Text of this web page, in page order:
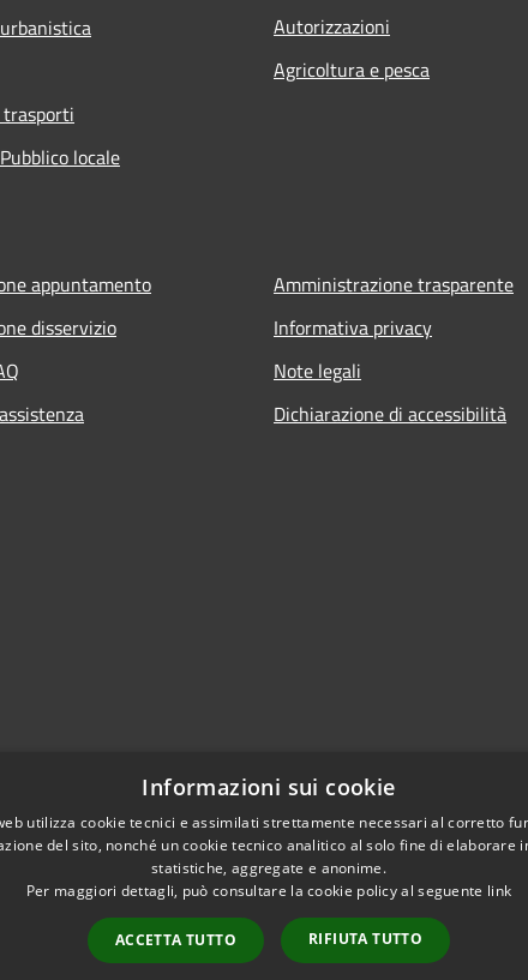
locale
Autorizzazioni
Agricoltura e pesca
appuntamento
disservizio
Amministrazione trasparente
Informativa privacy
Note legali
Dichiarazione di accessibilità
Informazioni sui cookie
utilizza cookie tecnici e assimilati strettamente necessari al corretto
del sito, nonché un cookie tecnico analitico al solo fine di elaborare
statistiche, aggregate e anonime.
Per maggiori dettagli, può consultare la cookie policy al seguente link
ACCETTA TUTTO RIFIUTA TUTTO